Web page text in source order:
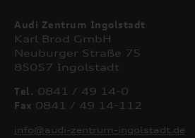
Audi Zentrum Ingolstadt
Karl Brod GmbH
Neuburger Straße 75
85057 Ingolstadt
Tel. 0841 / 49 14-0
Fax 0841 / 49 14-112
info@audi-zentrum-ingolstadt.de